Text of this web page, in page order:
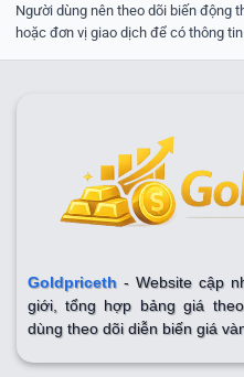
Người dùng nên theo dõi biến động
hoặc đơn vị giao dịch để có thông
Goldpriceth- Website cập
giới, tổng hợp bảng giá
dùng theo dõi diễn biến giá